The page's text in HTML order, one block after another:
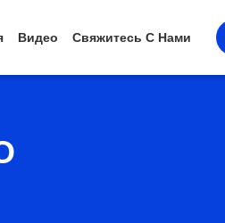
Видео Свяжитесь С Нами